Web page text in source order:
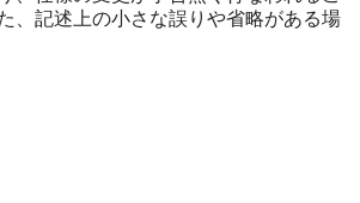
、記述上の小さな誤りや省略がある場